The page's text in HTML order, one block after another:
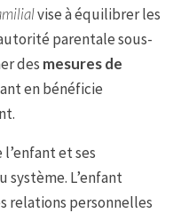
vise à équilibrer les
parentale sous-
des mesures de
en bénéficie
et ses
système. L’enfant
relations personnelles